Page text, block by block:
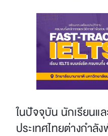
ในปัจจุบัน นักเรียนแ
ประเทศไทยต่างกำ